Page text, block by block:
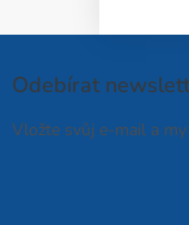
Odebírat
Vložte svůj e-mail a